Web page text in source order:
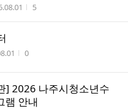
시간 조회수
5
간 조회수
0
] 2026 나주시청소년수
램 안내